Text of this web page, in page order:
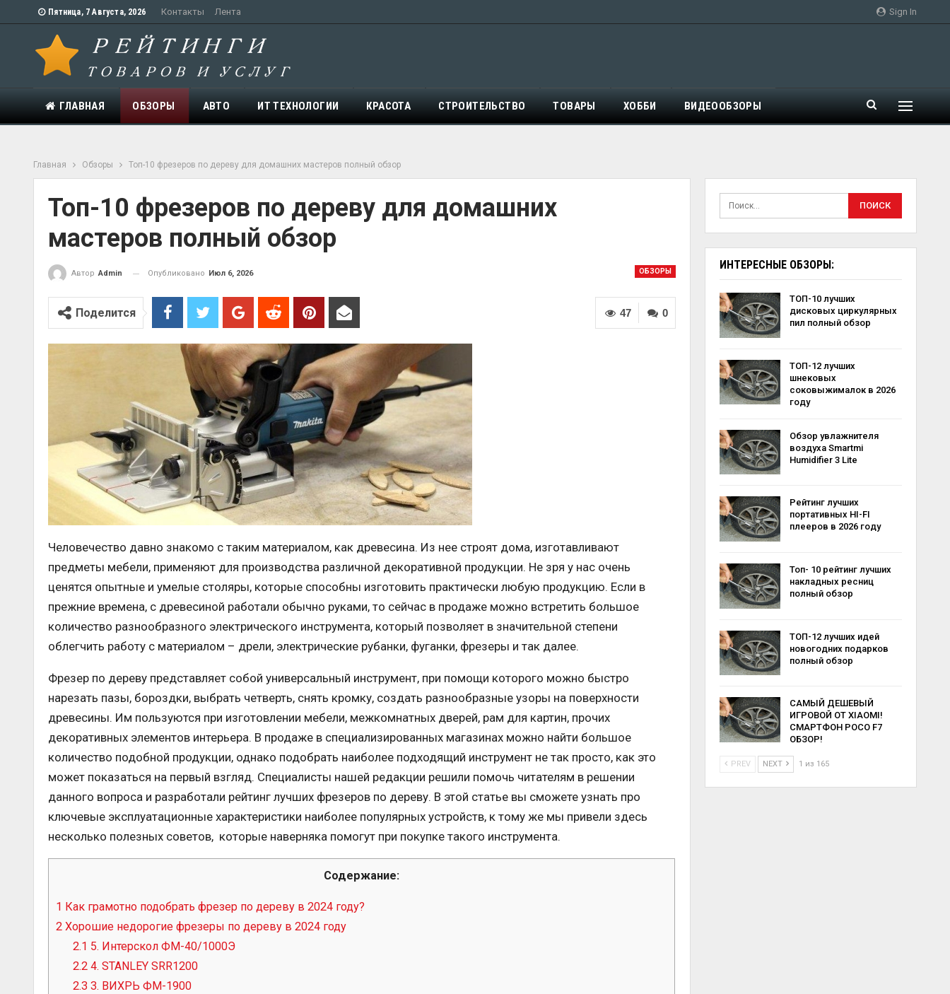
Sign In
Пятница, 7 Августа, 2026 Контакты Лента
ГЛАВНАЯ ОБЗОРЫ АВТО ИТ ТЕХНОЛОГИИ КРАСОТА СТРОИТЕЛЬСТВО ТОВАРЫ ХОББИ ВИДЕООБЗОРЫ
Главная Обзоры Топ-10 фрезеров по дереву для домашних мастеров полный обзор
Топ-10 фрезеров по дереву для домашних
мастеров полный обзор
ОБЗОРЫ
Автор Admin Опубликовано Июл 6, 2026
0
47
Поделится
Человечество давно знакомо с таким материалом, как древесина. Из нее строят дома, изготавливают
предметы мебели, применяют для производства различной декоративной продукции. Не зря у нас очень
ценятся опытные и умелые столяры, которые способны изготовить практически любую продукцию. Если в
прежние времена, с древесиной работали обычно руками, то сейчас в продаже можно встретить большое
количество разнообразного электрического инструмента, который позволяет в значительной степени
облегчить работу с материалом – дрели, электрические рубанки, фуганки, фрезеры и так далее.
Фрезер по дереву представляет собой универсальный инструмент, при помощи которого можно быстро
нарезать пазы, бороздки, выбрать четверть, снять кромку, создать разнообразные узоры на поверхности
древесины. Им пользуются при изготовлении мебели, межкомнатных дверей, рам для картин, прочих
декоративных элементов интерьера. В продаже в специализированных магазинах можно найти большое
количество подобной продукции, однако подобрать наиболее подходящий инструмент не так просто, как это
может показаться на первый взгляд. Специалисты нашей редакции решили помочь читателям в решении
данного вопроса и разработали рейтинг лучших фрезеров по дереву. В этой статье вы сможете узнать про
ключевые эксплуатационные характеристики наиболее популярных устройств, к тому же мы привели здесь
несколько полезных советов, которые наверняка помогут при покупке такого инструмента.
Содержание:
1 Как грамотно подобрать фрезер по дереву в 2024 году?
2 Хорошие недорогие фрезеры по дереву в 2024 году
2.1 5. Интерскол ФМ-40/1000Э
2.2 4. STANLEY SRR1200
2.3 3. ВИХРЬ ФМ-1900
ИНТЕРЕСНЫЕ ОБЗОРЫ:
ТОП-10 лучших
дисковых циркулярных
пил полный обзор
ТОП-12 лучших
шнековых
соковыжималок в 2026
году
Обзор увлажнителя
воздуха Smartmi
Humidifier 3 Lite
Рейтинг лучших
портативных HI-FI
плееров в 2026 году
Топ- 10 рейтинг лучших
накладных ресниц
полный обзор
ТОП-12 лучших идей
новогодних подарков
полный обзор
САМЫЙ ДЕШЕВЫЙ
ИГРОВОЙ ОТ XIAOMI!
СМАРТФОН POCO F7
ОБЗОР!
PREV NEXT 1 из 165